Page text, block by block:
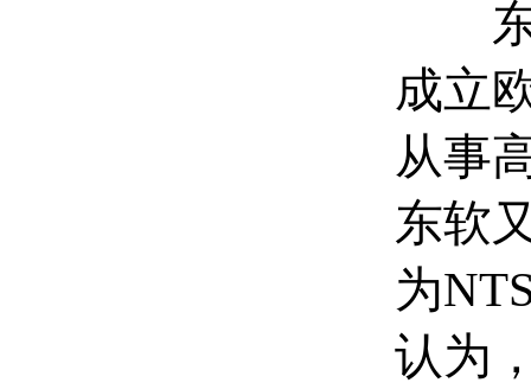
东
成立
从事
东软
为
认为